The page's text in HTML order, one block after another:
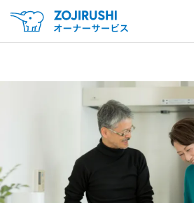
毎月抽選で 名様
円分のQUOカー
新規会員登録（無料